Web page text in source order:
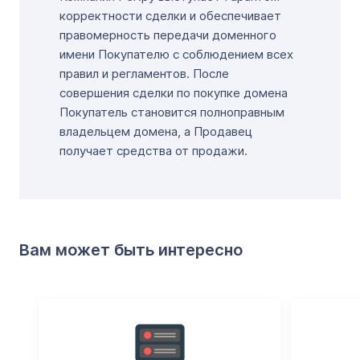
корректности сделки и обеспечивает
правомерность передачи доменного
имени Покупателю с соблюдением всех
правил и регламентов. После
совершения сделки по покупке домена
Покупатель становится полноправным
владельцем домена, а Продавец
получает средства от продажи.
Вам может быть интересно